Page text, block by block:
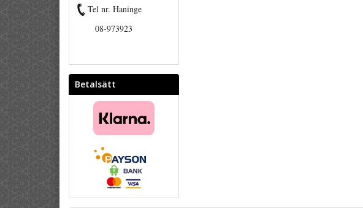
Tel nr. Haninge
08-973923
Betalsätt